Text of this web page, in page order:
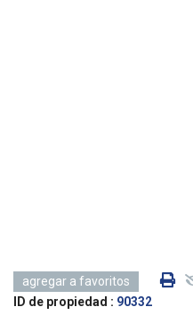
agregar a favoritos
ID de propiedad : 90332